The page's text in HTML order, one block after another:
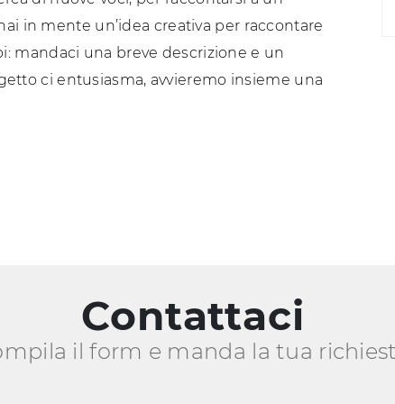
in mente un’idea creativa per raccontare
mandaci una breve descrizione e un
ci entusiasma, avvieremo insieme una
Contattaci
il form e manda la tua